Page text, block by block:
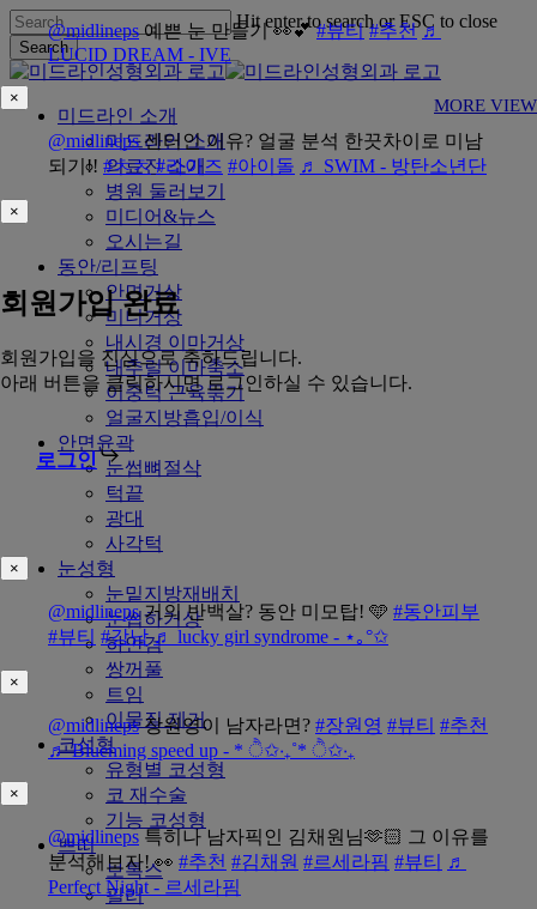
Skip
to
main
content
Hit enter to search or ESC to close
Search
Close
Search
Menu
미드라인 소개
미드라인 소개
의료진 소개
병원 둘러보기
미디어&뉴스
오시는길
동안/리프팅
안면거상
미니거상
내시경 이마거상
내추럴 이마축소
이중턱 근육묶기
얼굴지방흡입/이식
안면윤곽
눈썹뼈절삭
턱끝
광대
사각턱
눈성형
눈밑지방재배치
눈썹하거상
하안검
쌍꺼풀
트임
이물질 제거
코성형
유형별 코성형
코 재수술
기능 코성형
쁘띠
보톡스
필러
MORE VIEW
@midlineps예쁜 눈 만들기 👀💕#뷰티 #추천 ♬
LUCID DREAM - IVE
×
@midlineps센터인 이유? 얼굴 분석 한끗차이로 미남
되기!! #ㅊㅊ #라이즈 #아이돌 ♬ SWIM - 방탄소년단
×
회원가입 완료
회원가입을 진심으로 축하드립니다.
아래 버튼을 클릭하시면 로그인하실 수 있습니다.
로그인
×
@midlineps거의 반백살? 동안 미모탑! 🩵 #동안피부
#뷰티 #강남 ♬ lucky girl syndrome - ⋆｡°✩
×
@midlineps장원영이 남자라면? #장원영 #뷰티 #추천
♬ Blueming speed up - * ੈ✩‧₊˚* ੈ✩‧₊
×
@midlineps 특히나 남자픽인 김채원님🫶🏻 그 이유를
분석해보자! 👀 #추천 #김채원 #르세라핌 #뷰티
♬
Perfect Night - 르세라핌